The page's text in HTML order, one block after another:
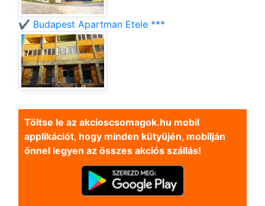
✔️ Budapest Apartman Etele ***
Töltse le az akcioscsomagok.hu mobil
applikációt, hogy minden kütyüjén, mobilján
önnel legyen az összes akciós szállás!